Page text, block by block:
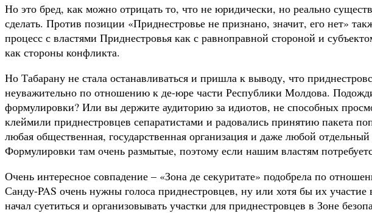
Но это бред, как можно отрицать то, что не юридически, но реально
сделать. Против позиции «Приднестровье не признано, значит, его нет»
процесс с властями Приднестровья как с равноправной стороной и
как стороны конфликта.
Но Табарану не стала останавливаться и пришла к выводу, что
неуважительно по отношению к де-юре части Республики Молдова.
формулировки? Или вы держите аудиторию за идиотов, не способных
клеймили приднестровцев сепаратистами и радовались принятию пакета
любая общественная, государственная организация и даже любой
Формулировки там очень размытые, поэтому если нашим властям
Очень интересное совпадение – «Зона де секуритате» подобрела по
Санду-PAS очень нужны голоса приднестровцев, ну или хотя бы их
начал суетиться и организовывать участки для приднестровцев в Зоне